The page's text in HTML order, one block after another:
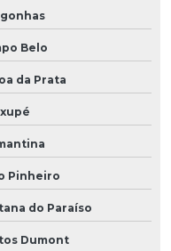
Belo
da Prata
Pinheiro
do Paraíso
Dumont